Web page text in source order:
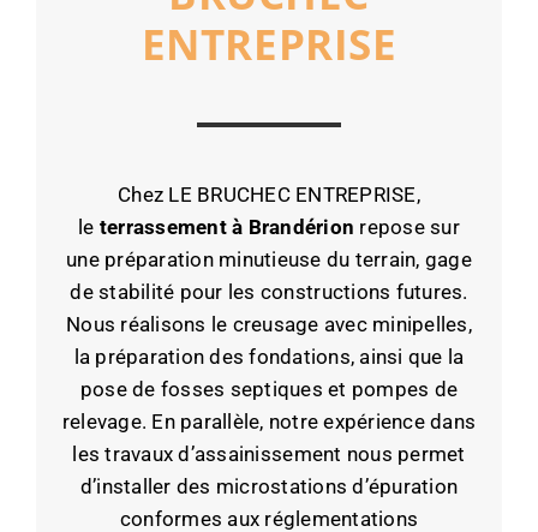
ENTREPRISE
Chez LE BRUCHEC ENTREPRISE,
le terrassement à Brandérion repose sur
une préparation minutieuse du terrain, gage
de stabilité pour les constructions futures.
Nous réalisons le creusage avec minipelles,
la préparation des fondations, ainsi que la
pose de fosses septiques et pompes de
relevage. En parallèle, notre expérience dans
les travaux d’assainissement nous permet
d’installer des microstations d’épuration
conformes aux réglementations